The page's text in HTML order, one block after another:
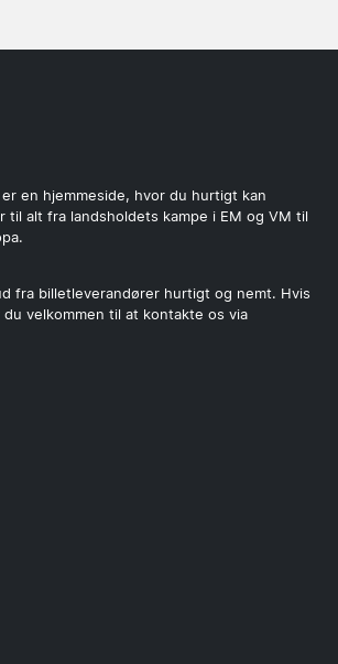
en hjemmeside, hvor du hurtigt kan
til alt fra landsholdets kampe i EM og VM til
fra billetleverandører hurtigt og nemt. Hvis
velkommen til at kontakte os via